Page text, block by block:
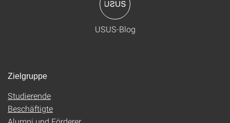
USUS-Blog
Zielgruppe
Studierende
Beschäftigte